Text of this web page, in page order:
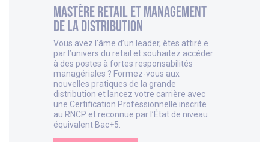
Mastère Retail et Management
de la Distribution
Vous avez l’âme d’un leader, êtes attiré.e
par l’univers du retail et souhaitez accéder
à des postes à fortes responsabilités
managériales ? Formez-vous aux
nouvelles pratiques de la grande
distribution et lancez votre carrière avec
une Certification Professionnelle inscrite
au RNCP et reconnue par l’État de niveau
équivalent Bac+5.